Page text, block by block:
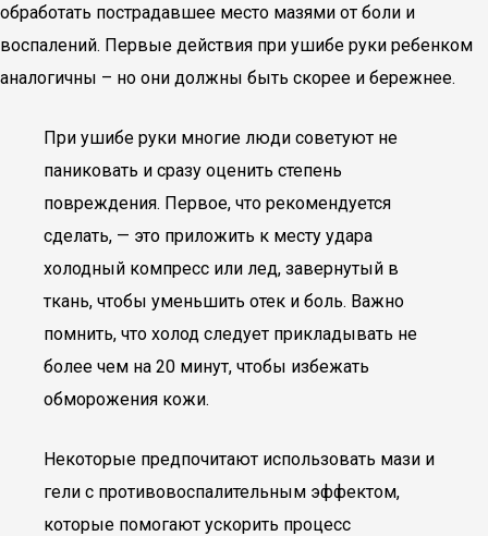
обработать пострадавшее место мазями от боли и
воспалений. Первые действия при ушибе руки ребенком
аналогичны – но они должны быть скорее и бережнее.
При ушибе руки многие люди советуют не
паниковать и сразу оценить степень
повреждения. Первое, что рекомендуется
сделать, — это приложить к месту удара
холодный компресс или лед, завернутый в
ткань, чтобы уменьшить отек и боль. Важно
помнить, что холод следует прикладывать не
более чем на 20 минут, чтобы избежать
обморожения кожи.
Некоторые предпочитают использовать мази и
гели с противовоспалительным эффектом,
которые помогают ускорить процесс